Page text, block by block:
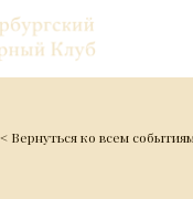
< Вернуться ко всем